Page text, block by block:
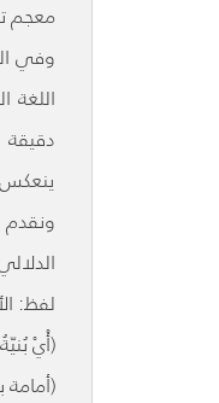
معجم
وفي
اللغة
دقيقة
ينعكس
ونقدم
لفظ:
(أْيْ
(أمامة